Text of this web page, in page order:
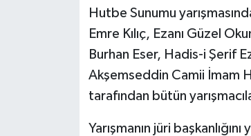
Hutbe Sunumu
Emre Kılıç, Ezanı Güzel
Burhan Eser, Hadis-i Şerif
Akşemseddin Camii İmam
tarafından bütün
Yarışmanın jüri